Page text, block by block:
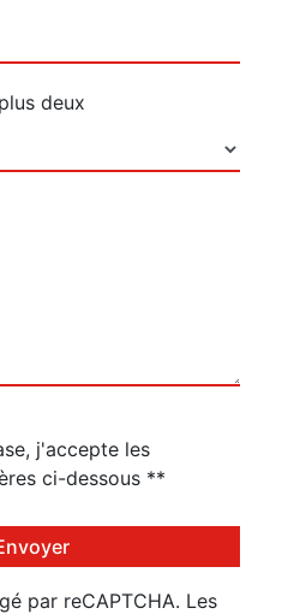
deux
j'accepte les
ci-dessous **
par reCAPTCHA. Les